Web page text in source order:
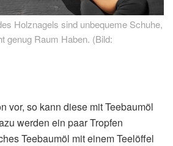
Holznagels sind unbequeme Schuhe,
genug Raum Haben. (Bild:
vor, so kann diese mit Teebaumöl
werden ein paar Tropfen
Teebaumöl mit einem Teelöffel